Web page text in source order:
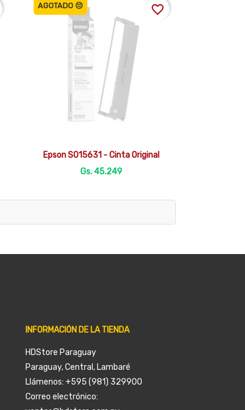
Vista rápida
Epson S015631 - Cinta Original
Gs. 45.249
AGOTADO 😔 favorite_border
INFORMACIÓN DE LA TIENDA
HDStore Paraguay
Paraguay, Central, Lambaré
Llámenos: +595 (981) 329900
Correo electrónico: